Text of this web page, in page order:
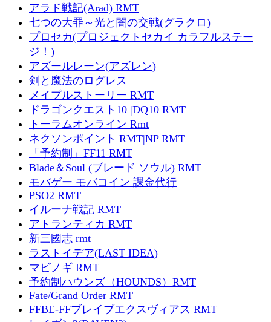
アラド戦記(Arad) RMT
七つの大罪～光と闇の交戦(グラクロ)
プロセカ(プロジェクトセカイ カラフルステー
ジ！)
アズールレーン(アズレン)
剣と魔法のログレス
メイプルストーリー RMT
ドラゴンクエスト10 |DQ10 RMT
トーラムオンライン Rmt
ネクソンポイント RMT|NP RMT
「予約制」FF11 RMT
Blade＆Soul (ブレード ソウル) RMT
モバゲー モバコイン 課金代行
PSO2 RMT
イルーナ戦記 RMT
アトランティカ RMT
新三國志 rmt
ラストイデア(LAST IDEA)
マビノギ RMT
予約制ハウンズ（HOUNDS）RMT
Fate/Grand Order RMT
FFBE-FFブレイブエクスヴィアス RMT